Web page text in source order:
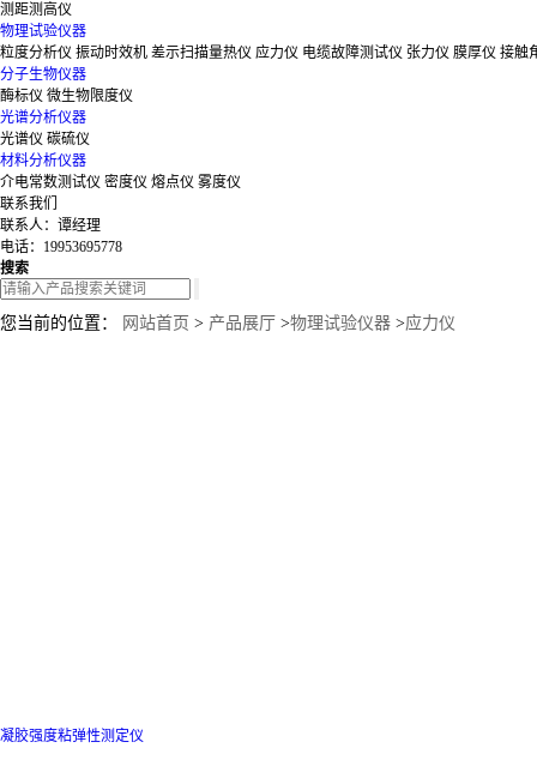
测距测高仪
物理试验仪器
粒度分析仪 振动时效机 差示扫描量热仪 应力仪 电缆故障测试仪 张力仪 膜厚仪 接触
分子生物仪器
酶标仪 微生物限度仪
光谱分析仪器
光谱仪 碳硫仪
材料分析仪器
介电常数测试仪 密度仪 熔点仪 雾度仪
联系我们
联系人：谭经理
电话：19953695778
搜索
您当前的位置： 网站首页 > 产品展厅 >物理试验仪器 >应力仪
凝胶强度粘弹性测定仪